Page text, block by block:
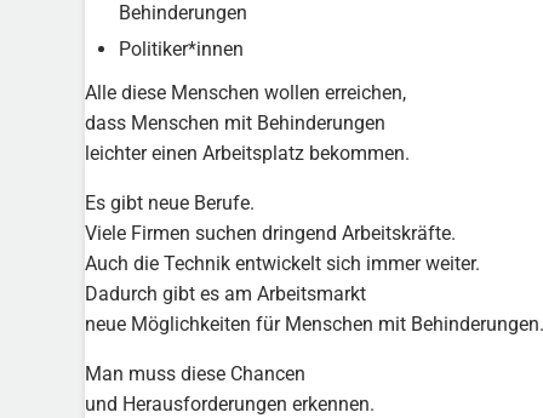
Behinderungen
Politiker*innen
Alle diese Menschen wollen erreichen,
dass Menschen mit Behinderungen
leichter einen Arbeitsplatz bekommen.
Es gibt neue Berufe.
Viele Firmen suchen dringend Arbeitskräfte.
Auch die Technik entwickelt sich immer weiter.
Dadurch gibt es am Arbeitsmarkt
neue Möglichkeiten für Menschen mit Behinderungen.
Man muss diese Chancen
und Herausforderungen erkennen.